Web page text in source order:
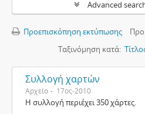
Advanced
Προεπισκόπηση εκτύπωσης
Ταξινόμηση κατά:
Συλλογή χαρτών
Αρχείο 17ος-2010
Η συλλογή περιέχει 350 χάρτες.